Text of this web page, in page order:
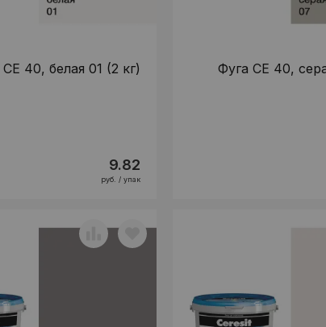
40, белая 01 (2 кг)
9.82
руб. / упак
Фуга CE 40,